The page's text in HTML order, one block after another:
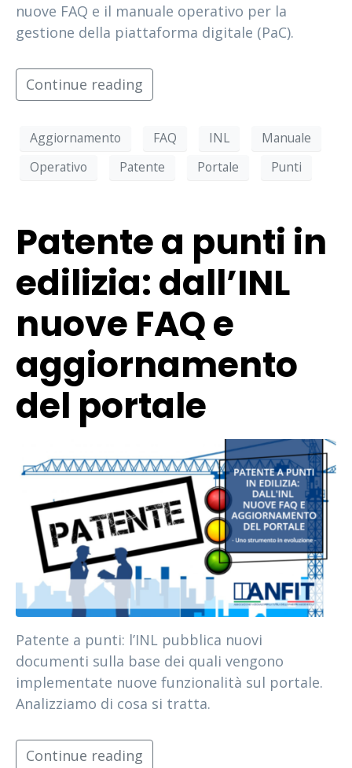
nuove FAQ e il manuale operativo per la
gestione della piattaforma digitale (PaC).
Continue reading
Aggiornamento FAQ INL
Manuale
Operativo
Patente Portale Punti
Patente a punti in
edilizia: dall’INL
nuove FAQ e
aggiornamento
del portale
Patente a punti: l’INL pubblica nuovi
documenti sulla base dei quali vengono
implementate nuove funzionalità sul portale.
Analizziamo di cosa si tratta.
Continue reading